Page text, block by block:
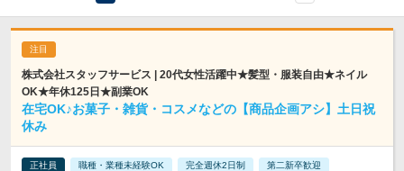
株式会社スタッフサービス | 20代女性活躍中★髪型・服装自由★ネイル
OK★年休125日★副業OK
在宅OK♪お菓子・雑貨・コスメなどの【商品企画アシ】土日祝
休み
正社員 職種・業種未経験OK 完全週休2日制 第二新卒歓迎